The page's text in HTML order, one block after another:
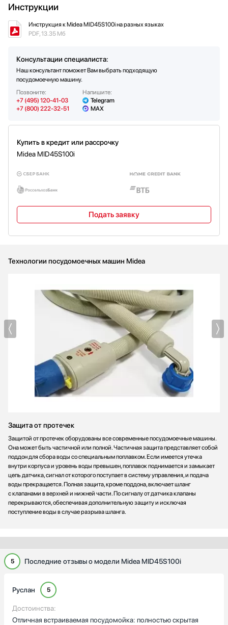
Экономичная программа
Быстрая мойка
Напряжение (В)
Частота тока (Гц)
Инструкции
Инструкция к Midea MID45S100i на разных языках
PDF, 13.35 Мб
Консультации специалиста:
Наш консультант поможет Вам выбрать подходящую
посудомоечную машину.
Позвоните:
+7 (495) 120-41-03
+7 (800) 222-32-51
Напишите:
Telegram
MAX
Купить в кредит или рассрочку
Midea MID45S100i
Подать заявку
Технологии посудомоечных машин Midea
Защита от протечек
Защитой от протечек оборудованы все современные посудомоечные машины.
Она может быть частичной или полной. Частичная защита представляет собой
поддон для сбора воды со специальным поплавком. Если имеется утечка
внутри корпуса и уровень воды превышен, поплавок поднимается и замыкает
цепь датчика, сигнал от которого поступает в систему управления, и подача
воды прекращается. Полная защита, кроме поддона, включает шланг
с клапанами в верхней и нижней части. По сигналу от датчика клапаны
перекрываются, обеспечивая дополнительную защиту и исключая
поступление воды в случае разрыва шланга.
5 Последние отзывы о модели Midea MID45S100i
Руслан 5
Достоинства:
Отличная встраиваемая посудомойка: полностью скрытая